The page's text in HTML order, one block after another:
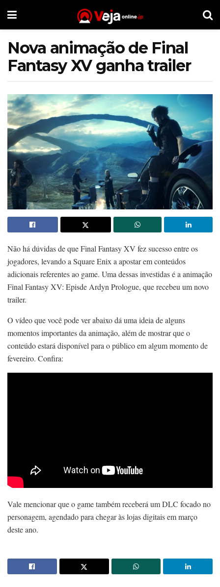
Nova animação de Final
Fantasy XV ganha trailer
Não há dúvidas de que Final Fantasy XV fez sucesso entre os
jogadores, levando a Square Enix a apostar em conteúdos
adicionais referentes ao game. Uma dessas investidas é a animação
Final Fantasy XV: Episde Ardyn Prologue, que recebeu um novo
trailer.
O vídeo que você pode ver abaixo dá uma ideia de alguns
momentos importantes da animação, além de mostrar que o
conteúdo estará disponível para o público em algum momento de
fevereiro. Confira:
Vale mencionar que o game também receberá um DLC focado no
personagem, agendado para chegar às lojas digitais em março
deste ano.